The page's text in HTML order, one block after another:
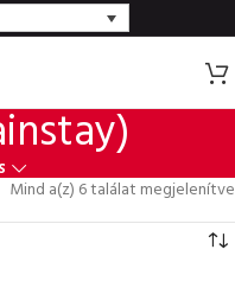
Mind a(z) 6 találat megjelenítve